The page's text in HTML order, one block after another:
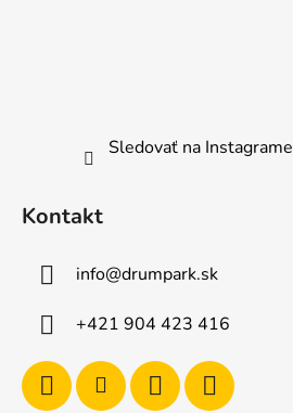
Sledovať na Instagrame
Kontakt
info@drumpark.sk
+421 904 423 416